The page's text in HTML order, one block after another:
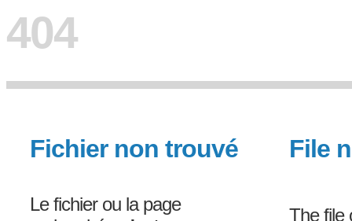
404
Fichier non trouvé
Le fichier ou la page
File
The file